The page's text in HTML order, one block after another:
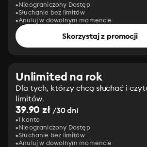
Nieograniczony Dostęp
Słuchanie bez limitów
Anuluj w dowolnym momencie
Skorzystaj z promocji
Unlimited na rok
Dla tych, którzy chcą słuchać i
limitów.
39.90 zł/30 dni
1 konto
Nieograniczony Dostęp
Słuchanie bez limitów
Anuluj w dowolnym momencie